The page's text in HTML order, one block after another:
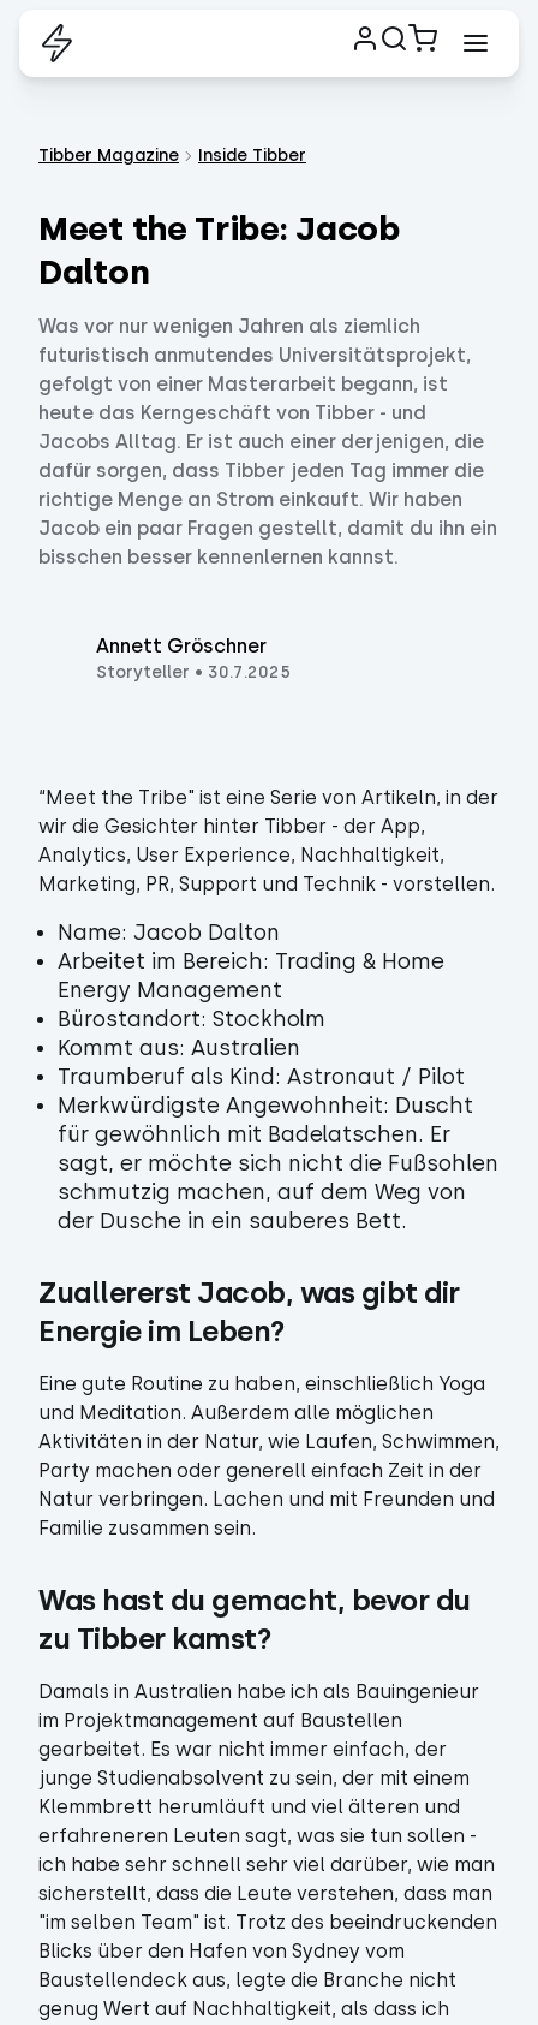
Tibber Magazine Inside Tibber
Meet the Tribe: Jacob
Dalton
Was vor nur wenigen Jahren als ziemlich
futuristisch anmutendes Universitätsprojekt,
gefolgt von einer Masterarbeit begann, ist
heute das Kerngeschäft von Tibber - und
Jacobs Alltag. Er ist auch einer derjenigen, die
dafür sorgen, dass Tibber jeden Tag immer die
richtige Menge an Strom einkauft. Wir haben
Jacob ein paar Fragen gestellt, damit du ihn ein
bisschen besser kennenlernen kannst.
Annett Gröschner
Storyteller • 30.7.2025
“Meet the Tribe" ist eine Serie von Artikeln, in der
wir die Gesichter hinter Tibber - der App,
Analytics, User Experience, Nachhaltigkeit,
Name: Jacob Dalton
Arbeitet im Bereich: Trading & Home
Energy Management
Bürostandort: Stockholm
Kommt aus: Australien
Traumberuf als Kind: Astronaut / Pilot
Merkwürdigste Angewohnheit: Duscht
für gewöhnlich mit Badelatschen. Er
sagt, er möchte sich nicht die Fußsohlen
schmutzig machen, auf dem Weg von
der Dusche in ein sauberes Bett.
Zuallererst Jacob, was gibt dir
Energie im Leben?
Eine gute Routine zu haben, einschließlich Yoga
und Meditation. Außerdem alle möglichen
Aktivitäten in der Natur, wie Laufen, Schwimmen,
Party machen oder generell einfach Zeit in der
Natur verbringen. Lachen und mit Freunden und
Familie zusammen sein.
Was hast du gemacht, bevor du
zu Tibber kamst?
Damals in Australien habe ich als Bauingenieur
im Projektmanagement auf Baustellen
gearbeitet. Es war nicht immer einfach, der
junge Studienabsolvent zu sein, der mit einem
Klemmbrett herumläuft und viel älteren und
erfahreneren Leuten sagt, was sie tun sollen -
ich habe sehr schnell sehr viel darüber, wie man
sicherstellt, dass die Leute verstehen, dass man
"im selben Team" ist. Trotz des beeindruckenden
Blicks über den Hafen von Sydney vom
Baustellendeck aus, legte die Branche nicht
genug Wert auf Nachhaltigkeit, als dass ich